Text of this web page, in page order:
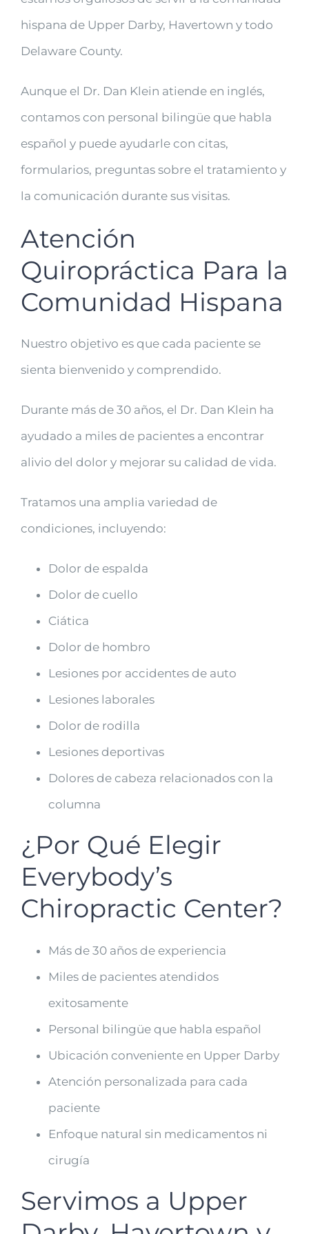
hispana de Upper Darby, Havertown y todo
Delaware County.
Aunque el Dr. Dan Klein atiende en inglés,
contamos con personal bilingüe que habla
español y puede ayudarle con citas,
formularios, preguntas sobre el tratamiento y
la comunicación durante sus visitas.
Atención
Quiropráctica Para la
Comunidad Hispana
Nuestro objetivo es que cada paciente se
sienta bienvenido y comprendido.
Durante más de 30 años, el Dr. Dan Klein ha
ayudado a miles de pacientes a encontrar
alivio del dolor y mejorar su calidad de vida.
Tratamos una amplia variedad de
condiciones, incluyendo:
Dolor de espalda
Dolor de cuello
Ciática
Dolor de hombro
Lesiones por accidentes de auto
Lesiones laborales
Dolor de rodilla
Lesiones deportivas
Dolores de cabeza relacionados con la
columna
¿Por Qué Elegir
Everybody’s
Chiropractic Center?
Más de 30 años de experiencia
Miles de pacientes atendidos
exitosamente
Personal bilingüe que habla español
Ubicación conveniente en Upper Darby
Atención personalizada para cada
paciente
Enfoque natural sin medicamentos ni
cirugía
Servimos a Upper